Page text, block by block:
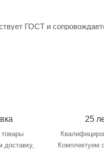
ГОСТ и
металлообработка
доставку,
25
Комплектуем